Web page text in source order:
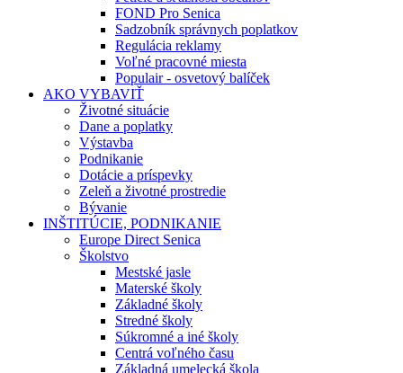
FOND Pro Senica
Sadzobník správnych poplatkov
Regulácia reklamy
Voľné pracovné miesta
Populair - osvetový balíček
AKO VYBAVIŤ
Životné situácie
Dane a poplatky
Výstavba
Podnikanie
Dotácie a príspevky
Zeleň a životné prostredie
Bývanie
INŠTITÚCIE, PODNIKANIE
Europe Direct Senica
Školstvo
Mestské jasle
Materské školy
Základné školy
Stredné školy
Súkromné a iné školy
Centrá voľného času
Základná umelecká škola